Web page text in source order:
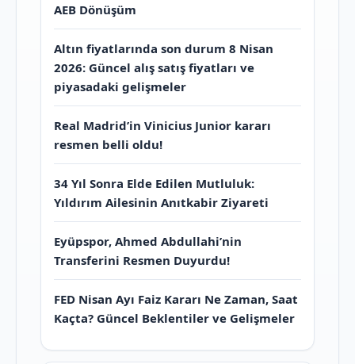
AEB Dönüşüm
Altın fiyatlarında son durum 8 Nisan
2026: Güncel alış satış fiyatları ve
piyasadaki gelişmeler
Real Madrid’in Vinicius Junior kararı
resmen belli oldu!
34 Yıl Sonra Elde Edilen Mutluluk:
Yıldırım Ailesinin Anıtkabir Ziyareti
Eyüpspor, Ahmed Abdullahi’nin
Transferini Resmen Duyurdu!
FED Nisan Ayı Faiz Kararı Ne Zaman, Saat
Kaçta? Güncel Beklentiler ve Gelişmeler